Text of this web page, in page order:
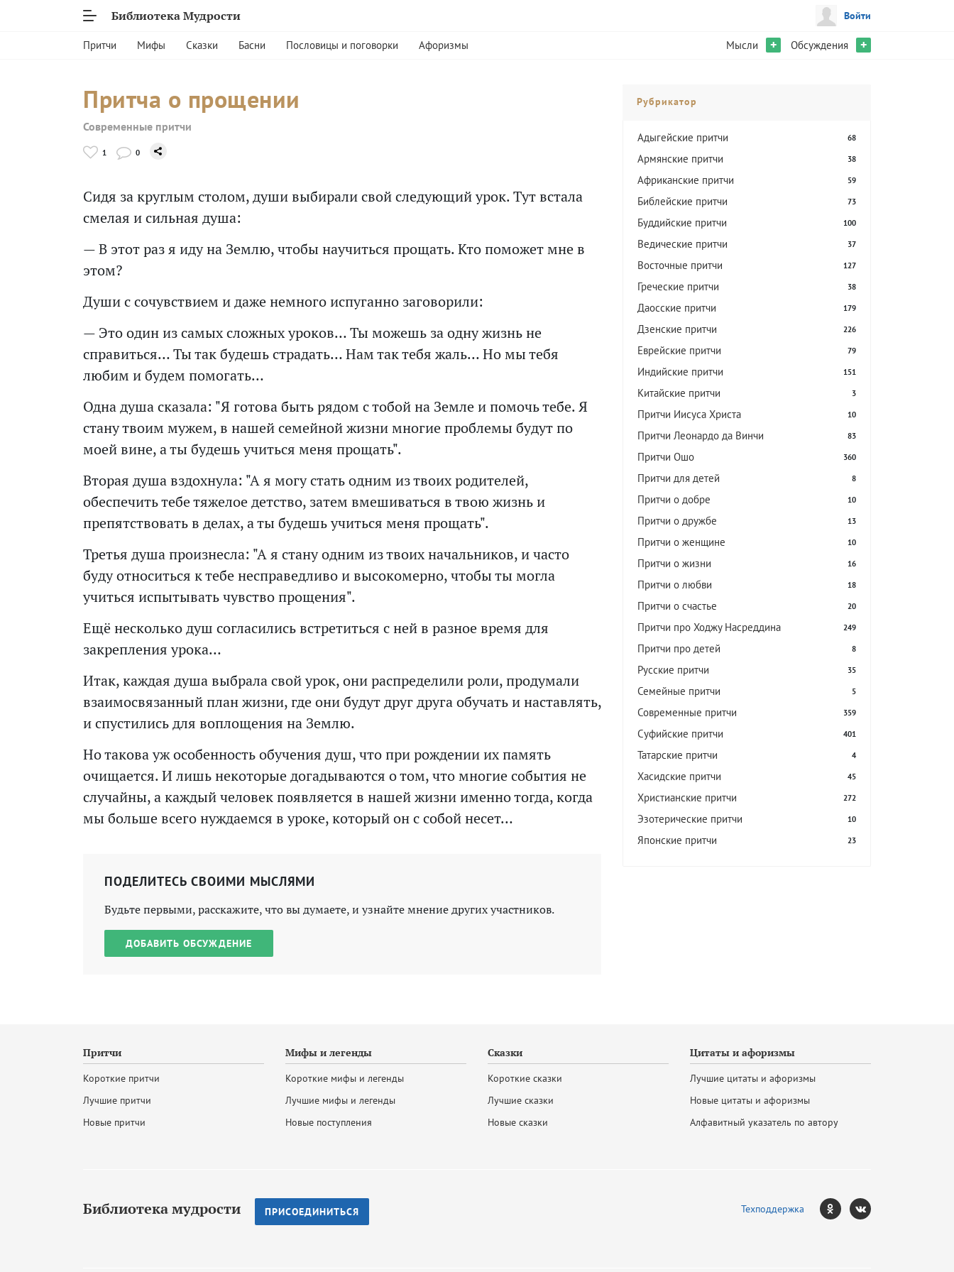
Библиотека Мудрости Войти
Притчи Мифы Сказки Басни Пословицы и поговорки Афоризмы Мысли + Обсуждения +
Притча о прощении
Современные притчи
1 0
Сидя за круглым столом, души выбирали свой следующий урок. Тут встала
смелая и сильная душа:
— В этот раз я иду на Землю, чтобы научиться прощать. Кто поможет мне в
этом?
Души с сочувствием и даже немного испуганно заговорили:
— Это один из самых сложных уроков… Ты можешь за одну жизнь не
справиться… Ты так будешь страдать… Нам так тебя жаль… Но мы тебя
любим и будем помогать…
Одна душа сказала: "Я готова быть рядом с тобой на Земле и помочь тебе. Я
стану твоим мужем, в нашей семейной жизни многие проблемы будут по
моей вине, а ты будешь учиться меня прощать".
Вторая душа вздохнула: "А я могу стать одним из твоих родителей,
обеспечить тебе тяжелое детство, затем вмешиваться в твою жизнь и
препятствовать в делах, а ты будешь учиться меня прощать".
Третья душа произнесла: "А я стану одним из твоих начальников, и часто
буду относиться к тебе несправедливо и высокомерно, чтобы ты могла
учиться испытывать чувство прощения".
Ещё несколько душ согласились встретиться с ней в разное время для
закрепления урока…
Итак, каждая душа выбрала свой урок, они распределили роли, продумали
взаимосвязанный план жизни, где они будут друг друга обучать и наставлять,
и спустились для воплощения на Землю.
Но такова уж особенность обучения душ, что при рождении их память
очищается. И лишь некоторые догадываются о том, что многие события не
случайны, а каждый человек появляется в нашей жизни именно тогда, когда
мы больше всего нуждаемся в уроке, который он с собой несет…
ПОДЕЛИТЕСЬ СВОИМИ МЫСЛЯМИ
Будьте первыми, расскажите, что вы думаете, и узнайте мнение других участников.
ДОБАВИТЬ ОБСУЖДЕНИЕ
Рубрикатор
Адыгейские притчи 68
Армянские притчи 38
Африканские притчи 59
Библейские притчи 73
Буддийские притчи 100
Ведические притчи 37
Восточные притчи 127
Греческие притчи 38
Даосские притчи 179
Дзенские притчи 226
Еврейские притчи 79
Индийские притчи 151
Китайские притчи 3
Притчи Иисуса Христа 10
Притчи Леонардо да Винчи 83
Притчи Ошо 360
Притчи для детей 8
Притчи о добре 10
Притчи о дружбе 13
Притчи о женщине 10
Притчи о жизни 16
Притчи о любви 18
Притчи о счастье 20
Притчи про Ходжу Насреддина 249
Притчи про детей 8
Русские притчи 35
Семейные притчи 5
Современные притчи 359
Суфийские притчи 401
Татарские притчи 4
Хасидские притчи 45
Христианские притчи 272
Эзотерические притчи 10
Японские притчи 23
Притчи
Короткие притчи
Лучшие притчи
Новые притчи
Мифы и легенды
Короткие мифы и легенды
Лучшие мифы и легенды
Новые поступления
Сказки
Короткие сказки
Лучшие сказки
Новые сказки
Цитаты и афоризмы
Лучшие цитаты и афоризмы
Новые цитаты и афоризмы
Алфавитный указатель по автору
Библиотека мудрости ПРИСОЕДИНИТЬСЯ Техподдержка